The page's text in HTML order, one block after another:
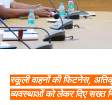
स्कूली वाहनों की फिटनेस,
व्यवस्थाओं को लेकर दिए सख्त